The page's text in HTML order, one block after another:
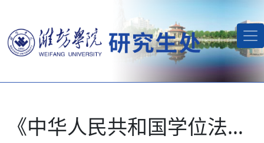
《中华人民共和国学位法》解读文章